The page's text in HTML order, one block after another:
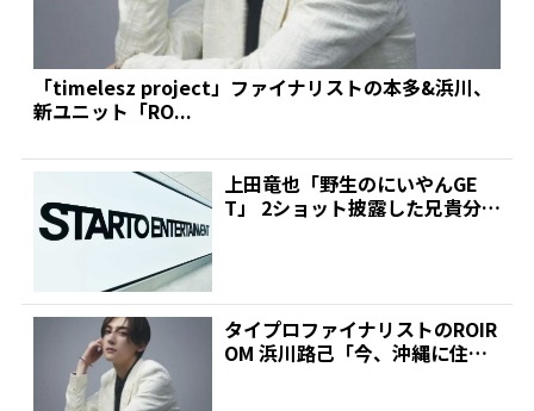
「timelesz project」ファイナリストの本多&浜川、
新ユニット「RO...
上田竜也「野生のにいやんGE
T」 2ショット披露した兄貴分芸
タイプロファイナリストのROIR
OM 浜川路己「今、沖縄に住ん